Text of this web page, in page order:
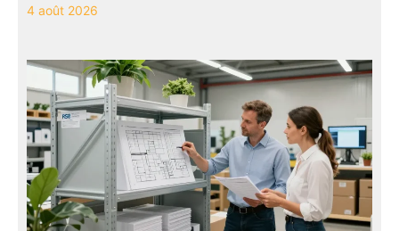
4 août 2026